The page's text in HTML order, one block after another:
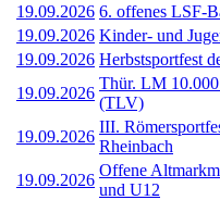
19.09.2026 6. offenes LSF-
19.09.2026 Kinder- und
19.09.2026 Herbstsportfest
19.09.2026
Thür. LM
(TLV)
19.09.2026
III.
Rheinbach
19.09.2026
Offene
und U12